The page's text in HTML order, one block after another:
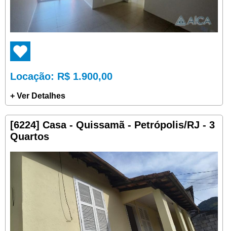
Locação: R$ 1.900,00
+ Ver Detalhes
[6224] Casa - Quissamã - Petrópolis/RJ - 3
Quartos